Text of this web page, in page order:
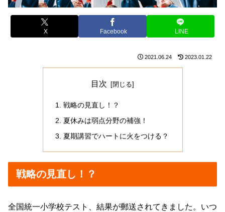
X Facebook LINE
2021.06.24 2023.01.22
目次
戦略の見直し！？
夏休みは弱点分野の補強！
夏期講習でハートに火をつける？
戦略の見直し！？
全国統一小学校テスト、結果が郵送されてきました。いつ